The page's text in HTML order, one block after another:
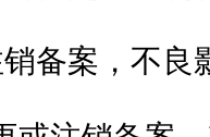
备案，不